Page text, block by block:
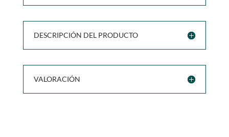
DESCRIPCIÓN DEL PRODUCTO
VALORACIÓN